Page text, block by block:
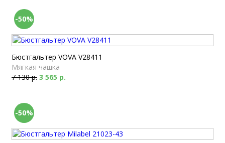
-50%
Бюстгальтер VOVA V28411
Мягкая чашка
7 130 р. 3 565 р.
-50%